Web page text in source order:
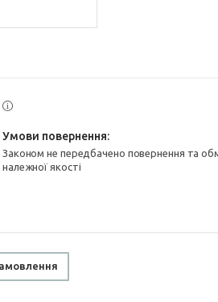
Законом не передбачено повернення та обмін даного товару
належної якості